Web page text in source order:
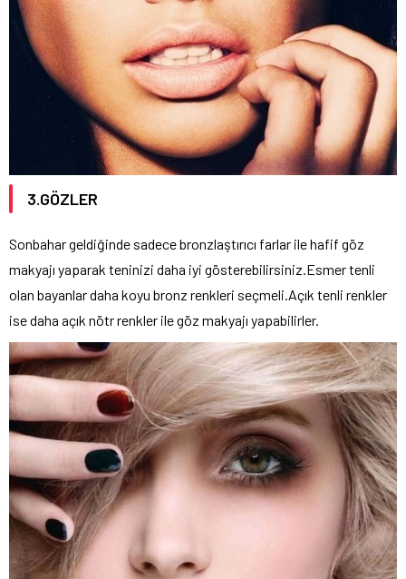
3.GÖZLER
Sonbahar geldiğinde sadece bronzlaştırıcı farlar ile hafif göz
makyajı yaparak teninizi daha iyi gösterebilirsiniz.Esmer tenli
olan bayanlar daha koyu bronz renkleri seçmeli.Açık tenli renkler
ise daha açık nötr renkler ile göz makyajı yapabilirler.